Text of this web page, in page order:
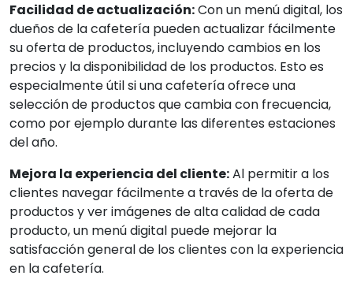
Facilidad de actualización:Con un menú digital, los
dueños de la cafetería pueden actualizar fácilmente
su oferta de productos, incluyendo cambios en los
precios y la disponibilidad de los productos. Esto es
especialmente útil si una cafetería ofrece una
selección de productos que cambia con frecuencia,
como por ejemplo durante las diferentes estaciones
del año.
Mejora la experiencia del cliente:Al permitir a los
clientes navegar fácilmente a través de la oferta de
productos y ver imágenes de alta calidad de cada
producto, un menú digital puede mejorar la
satisfacción general de los clientes con la experiencia
en la cafetería.